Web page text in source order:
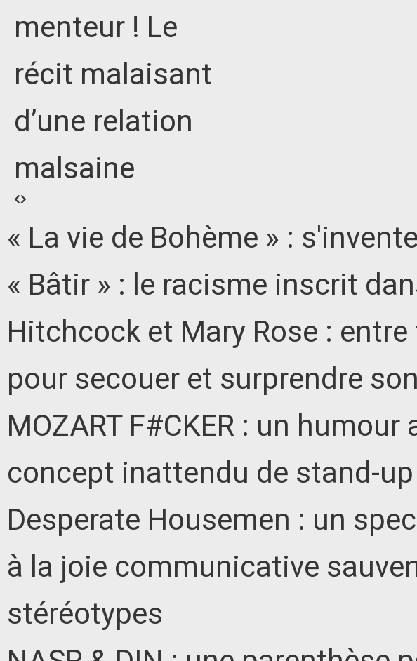
menteur ! Le
récit malaisant
d’une relation
malsaine
« La vie de Bohème » :
« Bâtir » : le racisme inscrit
Hitchcock et Mary Rose :
pour secouer et surprendre
MOZART F#CKER : un
concept inattendu de stand-
Desperate Housemen : un
à la joie communicative
stéréotypes